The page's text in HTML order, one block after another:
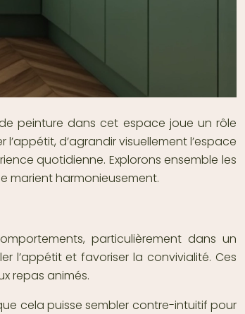
peinture dans cet espace joue un rôle
d’agrandir visuellement l’espace
quotidienne. Explorons ensemble les
marient harmonieusement.
particulièrement dans un
l’appétit et favoriser la convivialité. Ces
repas animés.
cela puisse sembler contre-intuitif pour